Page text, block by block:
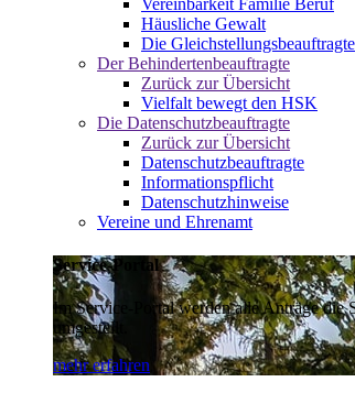
Häusliche Gewalt
Die Gleichstellungsbeauftragte
Der Behindertenbeauftragte
Zurück zur Übersicht
Vielfalt bewegt den HSK
Die Datenschutzbeauftragte
Zurück zur Übersicht
Datenschutzbeauftragte
Informationspflicht
Datenschutzhinweise
Vereine und Ehrenamt
Service-Portal
Im Service-Portal werden alle Anträge die
umgestellt.
mehr erfahren